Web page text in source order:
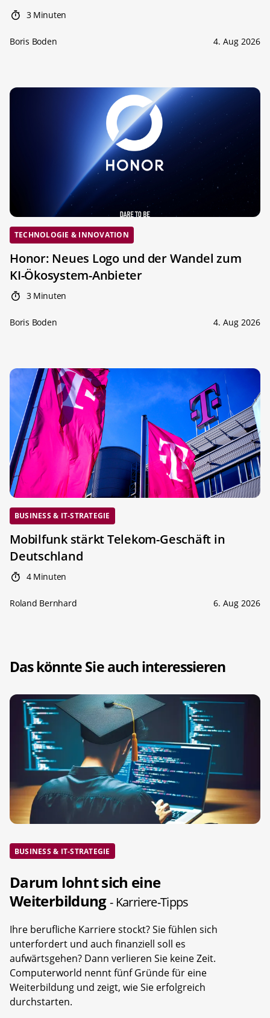
3 Minuten
Boris Boden 4. Aug 2026
TECHNOLOGIE & INNOVATION
Honor: Neues Logo und der Wandel zum
KI-Ökosystem-Anbieter
3 Minuten
Boris Boden 4. Aug 2026
BUSINESS & IT-STRATEGIE
Mobilfunk stärkt Telekom-Geschäft in
Deutschland
4 Minuten
Roland Bernhard 6. Aug 2026
Das könnte Sie auch interessieren
BUSINESS & IT-STRATEGIE
Darum lohnt sich eine
Weiterbildung- Karriere-Tipps
Ihre berufliche Karriere stockt? Sie fühlen sich
unterfordert und auch finanziell soll es
aufwärtsgehen? Dann verlieren Sie keine Zeit.
Computerworld nennt fünf Gründe für eine
Weiterbildung und zeigt, wie Sie erfolgreich
durchstarten.